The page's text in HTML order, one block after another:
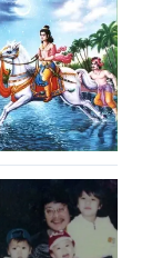
7: Luật nhân